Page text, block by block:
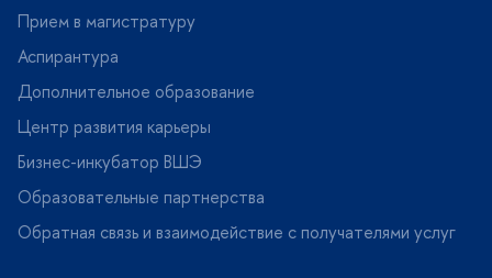
Прием в магистратуру
Аспирантура
Дополнительное образование
Центр развития карьеры
Бизнес-инкубатор ВШЭ
Образовательные партнерства
Обратная связь и взаимодействие с получателями услу